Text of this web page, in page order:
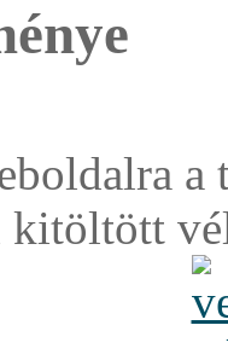
kitöltött